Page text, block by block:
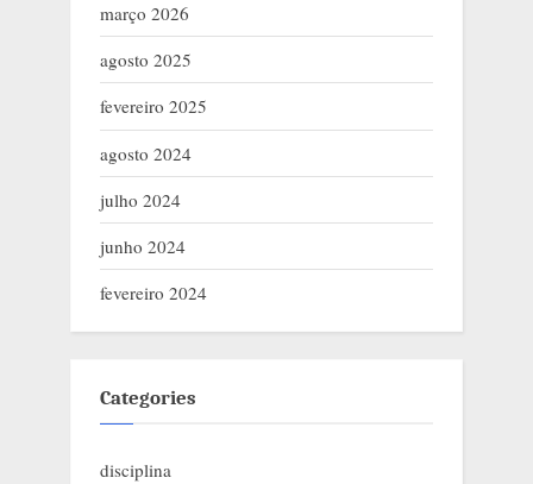
março 2026
agosto 2025
fevereiro 2025
agosto 2024
julho 2024
junho 2024
fevereiro 2024
Categories
disciplina